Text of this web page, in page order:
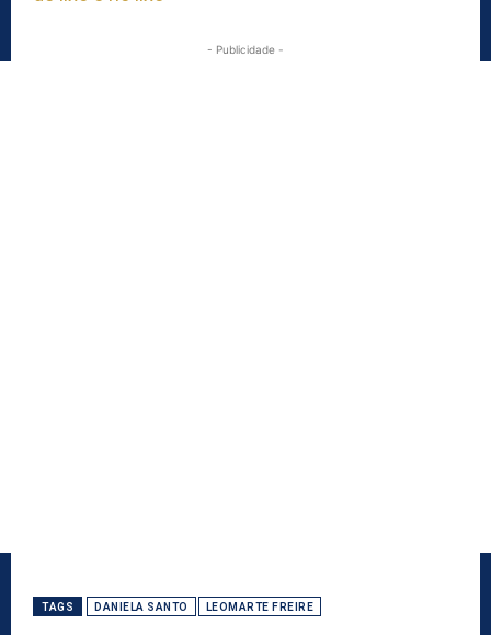
- Publicidade -
TAGS DANIELA SANTO LEOMARTE FREIRE